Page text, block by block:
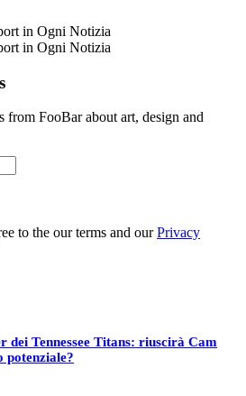
from FooBar about art, design and
to the our terms and ourPrivacy
Tennessee Titans: riuscirà Cam
potenziale?